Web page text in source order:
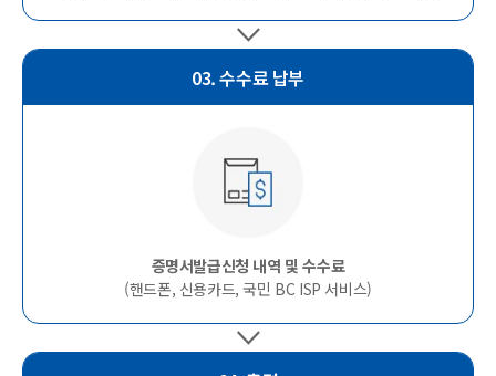
03. 수수료 납부
증명서발급신청 내역 및 수수료
(핸드폰, 신용카드, 국민 BC ISP 서비스)